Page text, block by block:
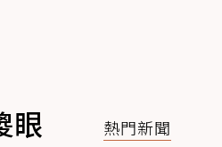
眼
熱門新聞